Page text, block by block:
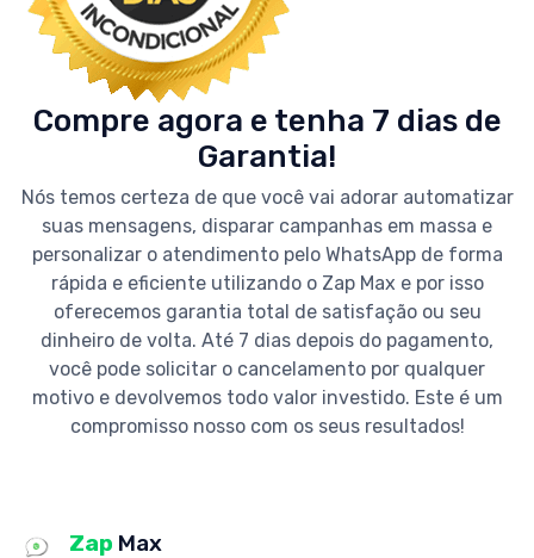
Compre agora e tenha 7 dias de
Garantia!
Nós temos certeza de que você vai adorar automatizar
suas mensagens, disparar campanhas em massa e
personalizar o atendimento pelo WhatsApp de forma
rápida e eficiente utilizando o Zap Max e por isso
oferecemos garantia total de satisfação ou seu
dinheiro de volta. Até 7 dias depois do pagamento,
você pode solicitar o cancelamento por qualquer
motivo e devolvemos todo valor investido. Este é um
compromisso nosso com os seus resultados!
Zap Max